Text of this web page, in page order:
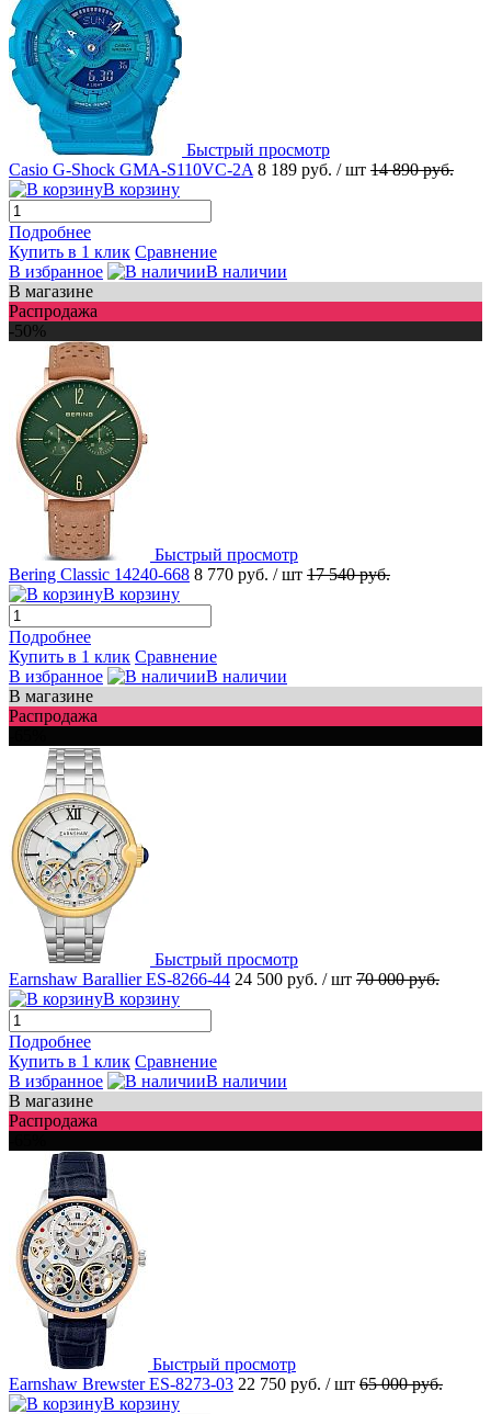
Быстрый просмотр
Casio G-Shock GMA-S110VC-2A 8 189 руб. / шт 14 890 руб.
В корзину
Подробнее
Купить в 1 клик Сравнение
В избранное
В наличии
В магазине
Распродажа
-50%
Быстрый просмотр
Bering Classic 14240-668 8 770 руб. / шт 17 540 руб.
В корзину
Подробнее
Купить в 1 клик Сравнение
В избранное
В наличии
В магазине
Распродажа
Быстрый просмотр
Earnshaw Barallier ES-8266-44 24 500 руб. / шт 70 000 руб.
В корзину
Подробнее
Купить в 1 клик Сравнение
В избранное
В наличии
В магазине
Распродажа
Быстрый просмотр
Earnshaw Brewster ES-8273-03 22 750 руб. / шт 65 000 руб.
В корзину